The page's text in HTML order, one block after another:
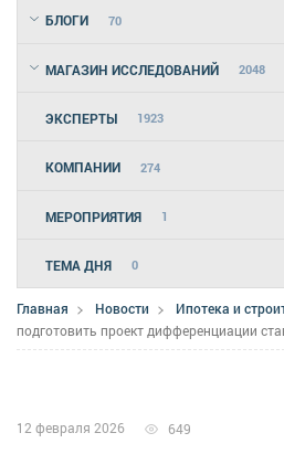
БЛОГИ 70
МАГАЗИН ИССЛЕДОВАНИЙ 2048
ЭКСПЕРТЫ 1923
КОМПАНИИ 274
МЕРОПРИЯТИЯ 1
ТЕМА ДНЯ 0
Главная Новости Ипотека и
подготовить проект дифференциации
12 февраля 2026 649